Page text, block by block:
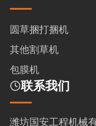
圆草捆打捆机
其他割草机
包膜机
联系我们
潍坊国安工程机械